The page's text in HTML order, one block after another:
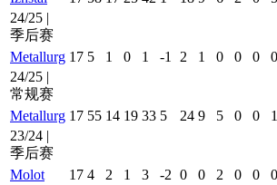
24/25 |
季后赛
Metallurg 17 5 1 0 1 -1 2 1 0 0 0 0
24/25 |
常规赛
Metallurg 17 55 14 19 33 5 24 9 5 0 0 1
23/24 |
季后赛
Molot
17 4 2 1 3 -2 0 0 2 0 0 0